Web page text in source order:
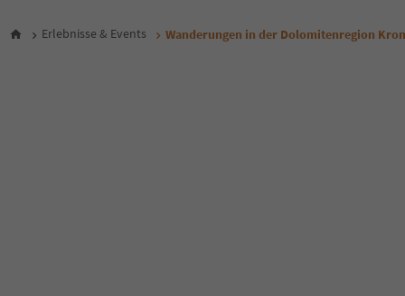
Erlebnisse & Events Wanderungen in der Dolomitenregion